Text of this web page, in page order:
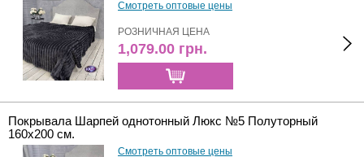
Смотреть оптовые цены
РОЗНИЧНАЯ ЦЕНА
1,079.00 грн.
Покрывала Шарпей однотонный Люкс №5 Полуторный
160х200 см.
Смотреть оптовые цены